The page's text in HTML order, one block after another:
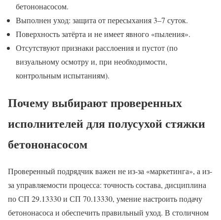
бетононасосом.
Выполнен уход: защита от пересыхания 3–7 суток.
Поверхность затёрта и не имеет явного «пыления».
Отсутствуют признаки расслоения и пустот (по
визуальному осмотру и, при необходимости,
контрольным испытаниям).
Почему выбирают проверенных
исполнителей для полусухой стяжки
бетононасосом
Проверенный подрядчик важен не из-за «маркетинга», а из-
за управляемости процесса: точность состава, дисциплина
по СП 29.13330 и СП 70.13330, умение настроить подачу
бетононасоса и обеспечить правильный уход. В столичном